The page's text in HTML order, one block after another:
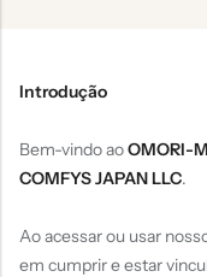
Introdução
Bem-vindo aoOMORI-
COMFYS JAPAN LLC.
Ao acessar ou usar
em cumprir e estar
Terms & Conditions